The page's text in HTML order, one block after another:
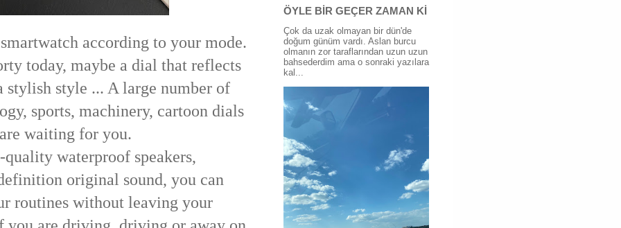
according to your mode.
today, maybe a dial that reflects
stylish style ... A large number of
sports, machinery, cartoon dials
waiting for you.
waterproof speakers,
original sound, you can
routines without leaving your
ÖYLE BİR GEÇER ZAMAN Kİ
Çok da uzak olmayan bir dün'de
doğum günüm vardı. Aslan burcu
olmanın zor taraflarından uzun uzun
bahsederdim ama o sonraki yazılara
kal...